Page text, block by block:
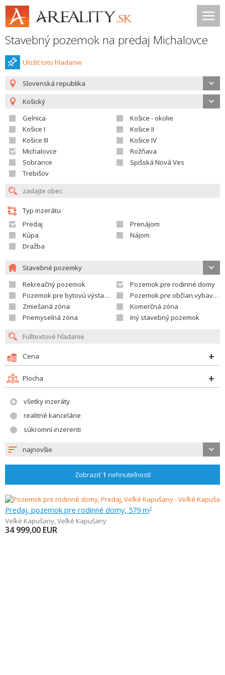
Stavebný pozemok na predaj Michalovce
Uložiť toto hladanie
Slovenská republika
Košický
Gelnica
Košice - okolie
Košice I
Košice II
Košice III
Košice IV
Michalovce
Rožňava
Sobrance
Spišská Nová Ves
Trebišov
Typ inzerátu
Predaj
Prenájom
Kúpa
Nájom
Dražba
Stavebné pozemky
Rekreačný pozemok
Pozemok pre rodinné domy
Pozemok pre bytovú výstavbu
Pozemok pre občian.vybavenosť
Zmiešaná zóna
Komerčná zóna
Priemyselná zóna
Iný stavebný pozemok
Cena
Plocha
všetky inzeráty
realitné kancelárie
súkromní inzerenti
najnovšie
Zobraziť1 nehnuteľností
Predaj, pozemok pre rodinné domy, 579 m2
Veľké Kapušany,Veľké Kapušany
34 999,00 EUR